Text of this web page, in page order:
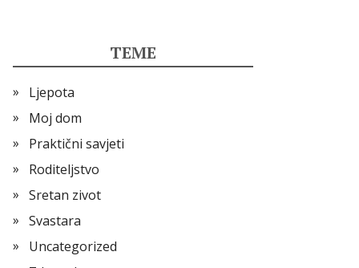
TEME
Ljepota
Moj dom
Praktični savjeti
Roditeljstvo
Sretan zivot
Svastara
Uncategorized